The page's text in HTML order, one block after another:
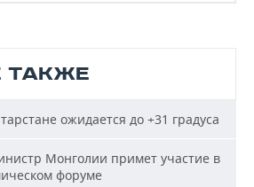
ТАКЖЕ
ожидается до +31 градуса
Монголии примет участие в
форуме